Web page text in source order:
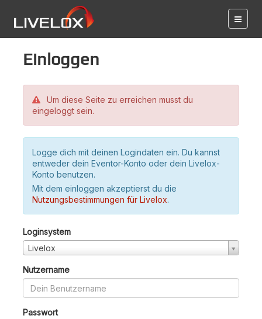
Einloggen
Um diese Seite zu erreichen musst du
eingeloggt sein.
Logge dich mit deinen Logindaten ein. Du kannst
entweder dein Eventor-Konto oder dein Livelox-
Konto benutzen.
Mit dem einloggen akzeptierst du die
Nutzungsbestimmungen für Livelox.
Loginsystem
Livelox
Nutzername
Passwort